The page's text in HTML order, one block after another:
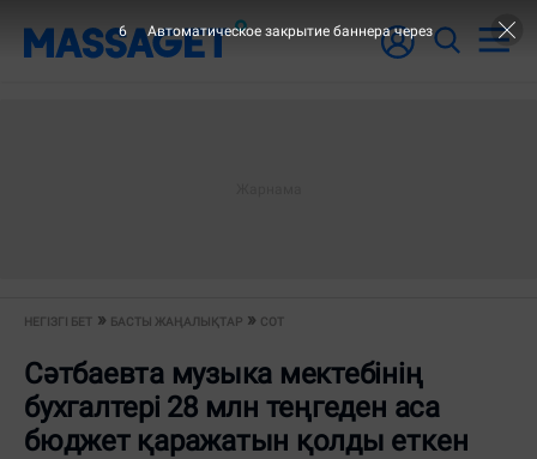
НЕГІЗГІ БЕТ БАСТЫ ЖАҢАЛЫҚТАР СОТ
Сәтбаевта музыка мектебінің
бухгалтері 28 млн теңгеден аса
бюджет қаражатын қолды еткен
6 Автоматическое закрытие баннера через